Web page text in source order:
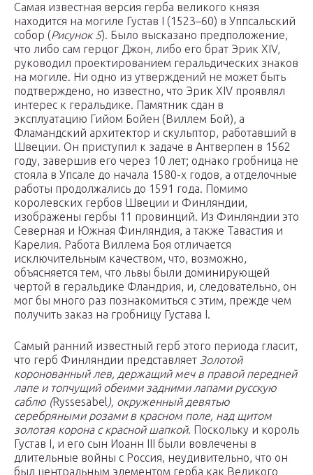
Самая известная версия герба великого князя
находится на могиле Густав I (1523–60) в Уппсальский
собор (Рисунок 5). Было высказано предположение,
что либо сам герцог Джон, либо его брат Эрик XIV,
руководил проектированием геральдических знаков
на могиле. Ни одно из утверждений не может быть
подтверждено, но известно, что Эрик XIV проявлял
интерес к геральдике. Памятник сдан в
эксплуатацию Гийом Бойен (Виллем Бой), а
Фламандский архитектор и скульптор, работавший в
Швеции. Он приступил к задаче в Антверпен в 1562
году, завершив его через 10 лет; однако гробница не
стояла в Упсале до начала 1580-х годов, а отделочные
работы продолжались до 1591 года. Помимо
королевских гербов Швеции и Финляндии,
изображены гербы 11 провинций. Из Финляндии это
Северная и Южная Финляндия, а также Тавастия и
Карелия. Работа Виллема Боя отличается
исключительным качеством, что, возможно,
объясняется тем, что львы были доминирующей
чертой в геральдике Фландрия, и, следовательно, он
мог бы много раз познакомиться с этим, прежде чем
получить заказ на гробницу Густава I.
Самый ранний известный герб этого периода гласит,
что герб Финляндии представляет Золотой
коронованный лев, держащий меч в правой передней
лапе и топчущий обеими задними лапами русскую
саблю (Ryssesabel), окруженный девятью
серебряными розами в красном поле, над щитом
золотая корона с красной шапкой. Поскольку и король
Густав I, и его сын Иоанн III были вовлечены в
длительные войны с Россия, неудивительно, что он
был центральным элементом герба как Великого